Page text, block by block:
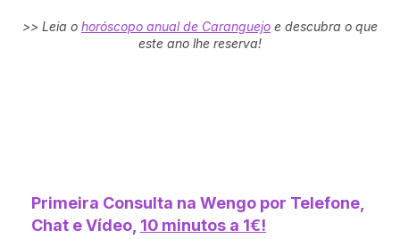
>> Leia o horóscopo anual de Caranguejo e descubra o que
este ano lhe reserva!
Primeira Consulta na Wengo por Telefone,
Chat e Vídeo, 10 minutos a 1€!